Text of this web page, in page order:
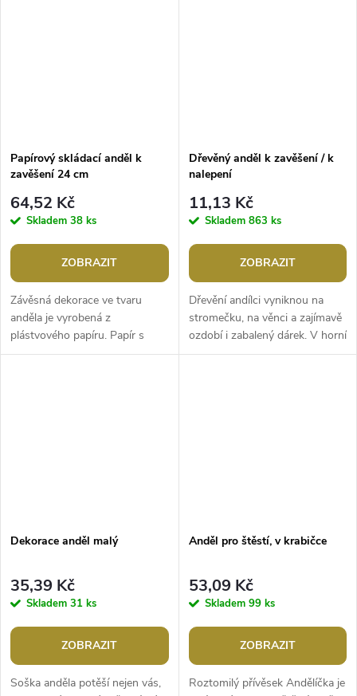
Papírový skládací anděl k
zavěšení 24 cm
64,52 Kč
Skladem 38 ks
ZOBRAZIT
Závěsná dekorace ve tvaru
anděla je vyrobená z
plástvového papíru. Papír s
mnoha vrstvami při roztažení
Dřevěný anděl k zavěšení / k
nalepení
11,13 Kč
Skladem 863 ks
ZOBRAZIT
Dřevění andílci vyniknou na
stromečku, na věnci a zajímavě
ozdobí i zabalený dárek. V horní
části mají průvlek, kterým
Dekorace anděl malý
35,39 Kč
Skladem 31 ks
ZOBRAZIT
Soška anděla potěší nejen vás,
Anděl pro štěstí, v krabičce
53,09 Kč
Skladem 99 ks
ZOBRAZIT
Roztomilý přívěsek Andělíčka je